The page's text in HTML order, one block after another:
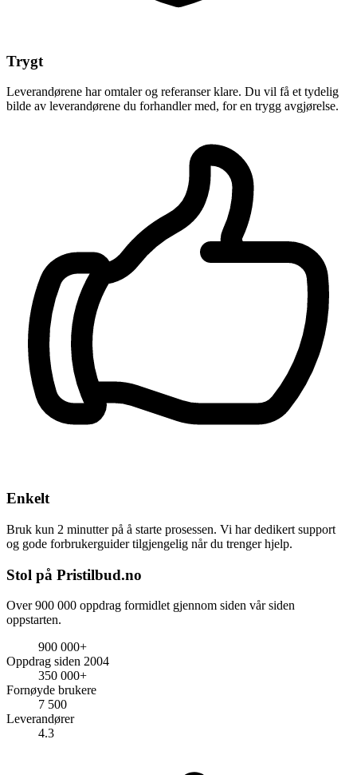
Trygt
Leverandørene har omtaler og referanser klare. Du vil få et tydelig
bilde av leverandørene du forhandler med, for en trygg avgjørelse.
Enkelt
Bruk kun 2 minutter på å starte prosessen. Vi har dedikert support
og gode forbrukerguider tilgjengelig når du trenger hjelp.
Stol på Pristilbud.no
Over 900 000 oppdrag formidlet gjennom siden vår siden
oppstarten.
900 000+
Oppdrag siden 2004
350 000+
Fornøyde brukere
7 500
Leverandører
4.3